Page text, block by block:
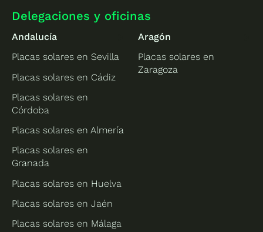
Delegaciones y oficinas
Andalucía
Placas solares en Sevilla
Placas solares en Cádiz
Placas solares en
Córdoba
Placas solares en Almería
Placas solares en
Granada
Placas solares en Huelva
Placas solares en Jaén
Placas solares en Málaga
Aragón
Placas solares en
Zaragoza